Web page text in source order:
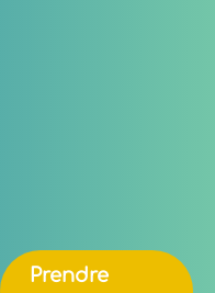
Prendre